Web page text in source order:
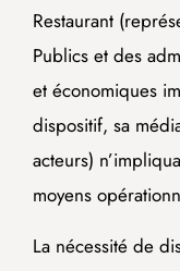
Restaurant
Publics et des
et économiques
dispositif, sa
acteurs)
moyens
La nécessité de